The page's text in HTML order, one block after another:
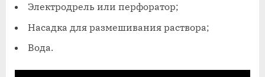
Электродрель или перфоратор;
Насадка для размешивания раствора;
Вода.